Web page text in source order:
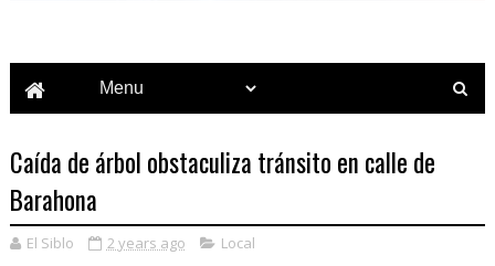
Caída de árbol obstaculiza tránsito en calle de
Barahona
El Siblo 2 years ago Local